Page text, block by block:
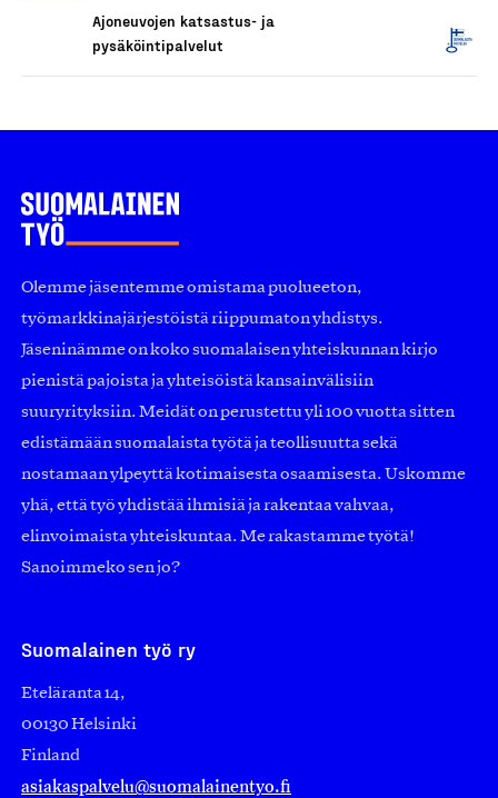
Ajoneuvojen katsastus- ja
pysäköintipalvelut
Olemme jäsentemme omistama puolueeton,
työmarkkinajärjestöistä riippumaton yhdistys.
Jäseninämme on koko suomalaisen yhteiskunnan kirjo
pienistä pajoista ja yhteisöistä kansainvälisiin
suuryrityksiin. Meidät on perustettu yli 100 vuotta sitten
edistämään suomalaista työtä ja teollisuutta sekä
nostamaan ylpeyttä kotimaisesta osaamisesta. Uskomme
yhä, että työ yhdistää ihmisiä ja rakentaa vahvaa,
elinvoimaista yhteiskuntaa. Me rakastamme työtä!
Sanoimmeko sen jo?
Suomalainen työ ry
Eteläranta 14,
00130 Helsinki
Finland
asiakaspalvelu@suomalainentyo.fi